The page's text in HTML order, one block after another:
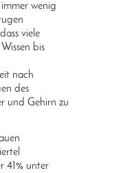
wenig
viele
bis
nach
des
und Gehirn zu
41% unter